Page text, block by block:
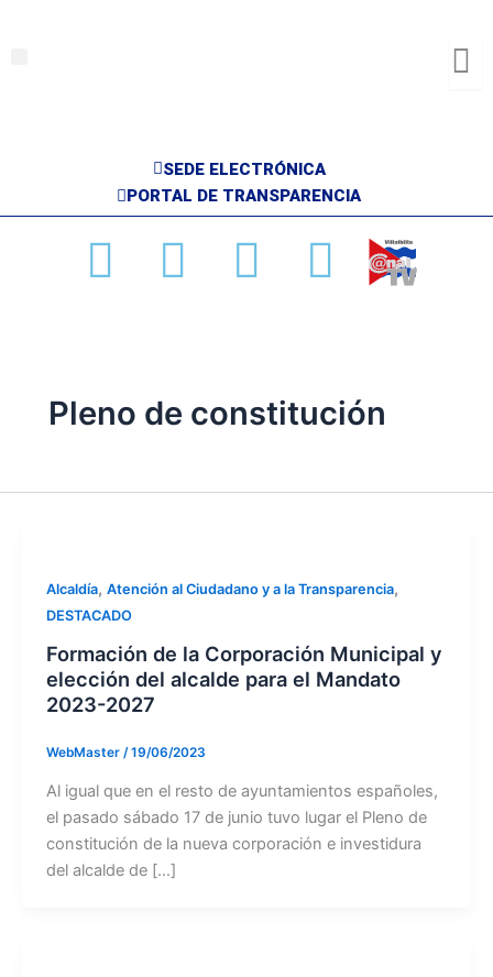
SEDE ELECTRÓNICA
PORTAL DE TRANSPARENCIA
Facebook
X-
Youtube
Pleno de constitución
Alcaldía, Atención al Ciudadano y a la Transparencia,
DESTACADO
Formación de la Corporación Municipal y
elección del alcalde para el Mandato
2023-2027
WebMaster /19/06/2023
Al igual que en el resto de ayuntamientos españoles,
el pasado sábado 17 de junio tuvo lugar el Pleno de
constitución de la nueva corporación e investidura
del alcalde de […]